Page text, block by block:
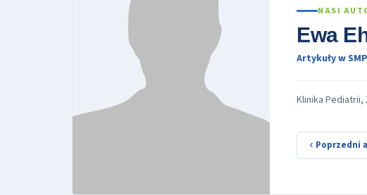
NASI
Ewa
Artykuły w
Klinika Pediatrii,
Poprzedni